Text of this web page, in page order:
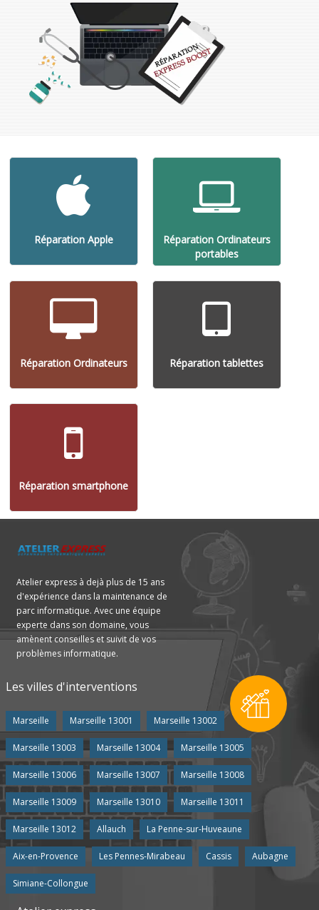
Réparation Apple
Réparation Ordinateurs
portables
Réparation Ordinateurs Réparation tablettes
Réparation smartphone
Atelier express à dejà plus de 15 ans
d'expérience dans la maintenance de
parc informatique. Avec une équipe
experte dans son domaine, vous
amènent conseilles et suivit de vos
problèmes informatique.
Les villes d'interventions
Marseille Marseille 13001 Marseille 13002
Marseille 13003 Marseille 13004 Marseille 13005
Marseille 13006 Marseille 13007 Marseille 13008
Marseille 13009 Marseille 13010 Marseille 13011
Marseille 13012 Allauch La Penne-sur-Huveaune
Aix-en-Provence Les Pennes-Mirabeau Cassis Aubagne
Simiane-Collongue